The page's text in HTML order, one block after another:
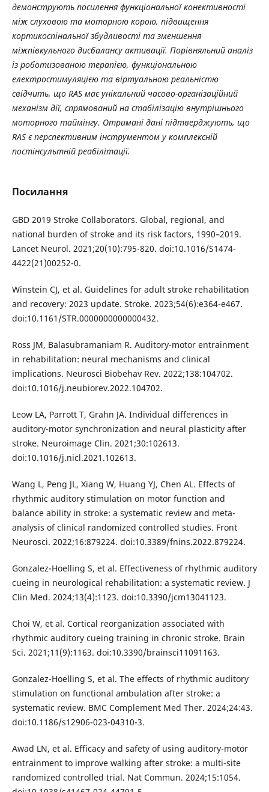
демонструють посилення функціональної конективності
між слуховою та моторною корою, підвищення
кортикоспінальної збудливості та зменшення
міжпівкульного дисбалансу активації. Порівняльний аналіз
із роботизованою терапією, функціональною
електростимуляцією та віртуальною реальністю
свідчить, що RAS має унікальний часово-організаційний
механізм дії, спрямований на стабілізацію внутрішнього
моторного таймінгу. Отримані дані підтверджують, що
RAS є перспективним інструментом у комплексній
постінсультній реабілітації.
Посилання
GBD 2019 Stroke Collaborators. Global, regional, and
national burden of stroke and its risk factors, 1990–2019.
Lancet Neurol. 2021;20(10):795-820. doi:10.1016/S1474-
4422(21)00252-0.
Winstein CJ, et al. Guidelines for adult stroke rehabilitation
and recovery: 2023 update. Stroke. 2023;54(6):e364-e467.
doi:10.1161/STR.0000000000000432.
Ross JM, Balasubramaniam R. Auditory-motor entrainment
in rehabilitation: neural mechanisms and clinical
implications. Neurosci Biobehav Rev. 2022;138:104702.
doi:10.1016/j.neubiorev.2022.104702.
Leow LA, Parrott T, Grahn JA. Individual differences in
auditory-motor synchronization and neural plasticity after
stroke. Neuroimage Clin. 2021;30:102613.
doi:10.1016/j.nicl.2021.102613.
Wang L, Peng JL, Xiang W, Huang YJ, Chen AL. Effects of
rhythmic auditory stimulation on motor function and
balance ability in stroke: a systematic review and meta-
analysis of clinical randomized controlled studies. Front
Neurosci. 2022;16:879224. doi:10.3389/fnins.2022.879224.
Gonzalez-Hoelling S, et al. Effectiveness of rhythmic auditory
cueing in neurological rehabilitation: a systematic review. J
Clin Med. 2024;13(4):1123. doi:10.3390/jcm13041123.
Choi W, et al. Cortical reorganization associated with
rhythmic auditory cueing training in chronic stroke. Brain
Sci. 2021;11(9):1163. doi:10.3390/brainsci11091163.
Gonzalez-Hoelling S, et al. The effects of rhythmic auditory
stimulation on functional ambulation after stroke: a
systematic review. BMC Complement Med Ther. 2024;24:43.
doi:10.1186/s12906-023-04310-3.
Awad LN, et al. Efficacy and safety of using auditory-motor
entrainment to improve walking after stroke: a multi-site
randomized controlled trial. Nat Commun. 2024;15:1054.